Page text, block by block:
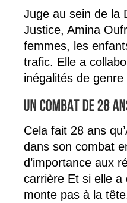
Juge au sein de la
Justice, Amina
femmes, les
trafic. Elle a
inégalités de
Cela fait 28 ans
dans son combat
d’importance aux
carrière Et si elle a
monte pas à la